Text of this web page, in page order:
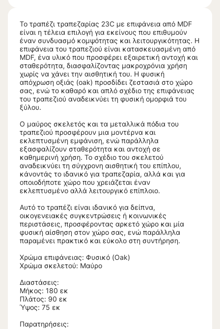
Το τραπέζι τραπεζαρίας 23C με επιφάνεια από MDF
είναι η τέλεια επιλογή για εκείνους που επιθυμούν
έναν συνδυασμό κομψότητας και λειτουργικότητας. Η
επιφάνεια του τραπεζιού είναι κατασκευασμένη από
MDF, ένα υλικό που προσφέρει εξαιρετική αντοχή και
σταθερότητα, διασφαλίζοντας μακροχρόνια χρήση
χωρίς να χάνει την αισθητική του. Η φυσική
απόχρωση οξιάς (oak) προσδίδει ζεστασιά στο χώρο
σας, ενώ το καθαρό και απλό σχέδιο της επιφάνειας
του τραπεζιού αναδεικνύει τη φυσική ομορφιά του
ξύλου.
Ο μαύρος σκελετός και τα μεταλλικά πόδια του
τραπεζιού προσφέρουν μια μοντέρνα και
εκλεπτυσμένη εμφάνιση, ενώ παράλληλα
εξασφαλίζουν σταθερότητα και αντοχή σε
καθημερινή χρήση. Το σχέδιο του σκελετού
αναδεικνύει τη σύγχρονη αισθητική του επίπλου,
κάνοντάς το ιδανικό για τραπεζαρία, αλλά και για
οποιοδήποτε χώρο που χρειάζεται έναν
εκλεπτυσμένο αλλά λειτουργικό επίπλοιο.
Αυτό το τραπέζι είναι ιδανικό για δείπνα,
οικογενειακές συγκεντρώσεις ή κοινωνικές
περιστάσεις, προσφέροντας αρκετό χώρο και μία
φυσική αίσθηση στον χώρο σας, ενώ παράλληλα
παραμένει πρακτικό και εύκολο στη συντήρηση.
Χρώμα επιφάνειας: Φυσικό (Oak)
Χρώμα σκελετού: Μαύρο
Διαστάσεις:
Μήκος: 180 εκ
Πλάτος: 90 εκ
Ύψος: 75 εκ
Παρατηρήσεις: